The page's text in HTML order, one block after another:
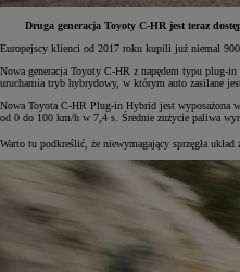
Od81 900 zł
Yaris Cross
HYBRID
Druga generacja Toyoty C-HR jest teraz
Europejscy klienci od 2017 roku kupili już niemal
Nowa generacja Toyoty C-HR z napędem typu plug-
uruchamia tryb hybrydowy, w którym auto zasilane
Nowa Toyota C-HR Plug-in Hybrid jest wyposażona
od 0 do 100 km/h w 7,4 s. Średnie zużycie paliwa
Warto tu podkreślić, że niewymagający sprzęgła